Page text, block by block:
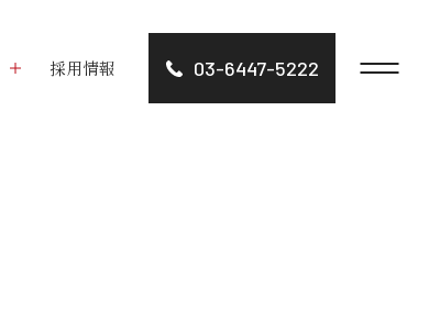
採用情報 03-6447-5222